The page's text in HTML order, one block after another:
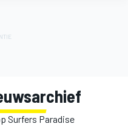
Surfers Paradise